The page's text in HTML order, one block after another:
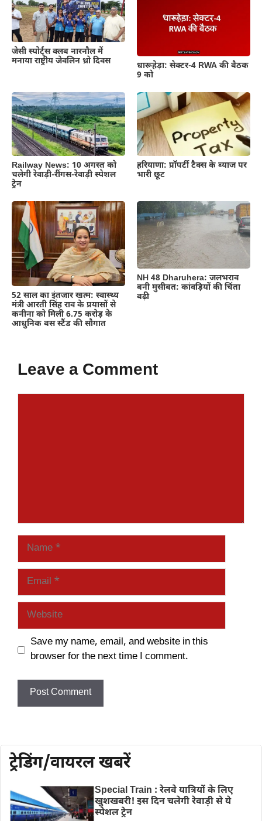
जेसी स्पोर्ट्स क्लब नारनौल में
मनाया राष्ट्रीय जेवलिन थ्रो दिवस
धारूहेड़ा: सेक्टर-4 RWA की बैठक
9 को
Railway News: 10 अगस्त को
चलेगी रेवाड़ी-रींगस-रेवाड़ी स्पेशल
ट्रेन
हरियाणा: प्रॉपर्टी टैक्स के ब्याज पर
भारी छूट
52 साल का इंतजार खत्म: स्वास्थ्य
मंत्री आरती सिंह राव के प्रयासों से
कनीना को मिली 6.75 करोड़ के
आधुनिक बस स्टैंड की सौगात
NH 48 Dharuhera: जलभराव
बनी मुसीबत: कांवड़ियों की चिंता
बढ़ी
Leave a Comment
Name
Email
Website
Save my name, email, and website in this
browser for the next time I comment.
ट्रेडिंग/वायरल खबरें
Special Train : रेलवे यात्रियों के लिए
खुशखबरी! इस दिन चलेगी रेवाड़ी से ये
स्पेशल ट्रेन